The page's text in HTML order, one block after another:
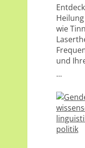
wie
und
...